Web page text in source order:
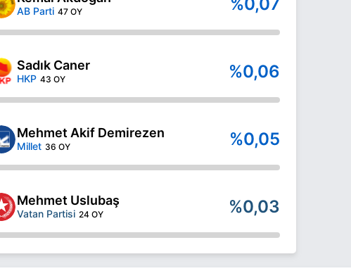
AB Parti 47 OY
Sadık Caner
HKP 43 OY %0,06
Mehmet Akif Demirezen
Millet 36 OY %0,05
Mehmet Uslubaş
Vatan Partisi 24 OY %0,03